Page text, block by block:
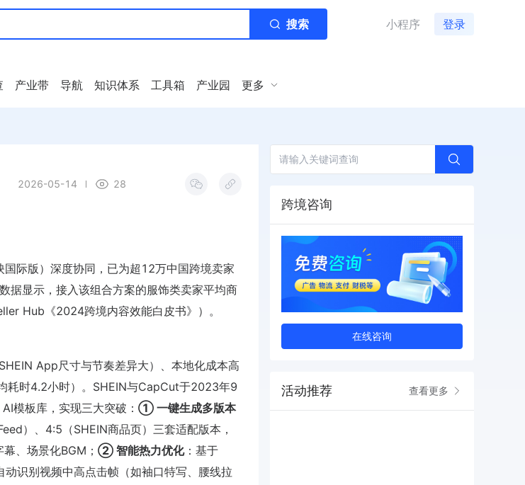
搜索 小程序 登录
产业带 导航 知识体系 工具箱 产业园 更多
2026-05-14 28
际版）深度协同，已为超12万中国跨境卖家
显示，接入该组合方案的服饰类卖家平均商
Hub《2024跨境内容效能白皮书》）。
App尺寸与节奏差异大）、本地化成本高
耗时4.2小时）。SHEIN与CapCut于2023年9
模板库，实现三大突破： ① 一键生成多版本
）、4:5（SHEIN商品页）三套适配版本，
、场景化BGM； ② 智能热力优化：基于
识别视频中高点击帧（如袖口特写、腰线拉
跨境咨询
在线咨询
活动推荐 查看更多